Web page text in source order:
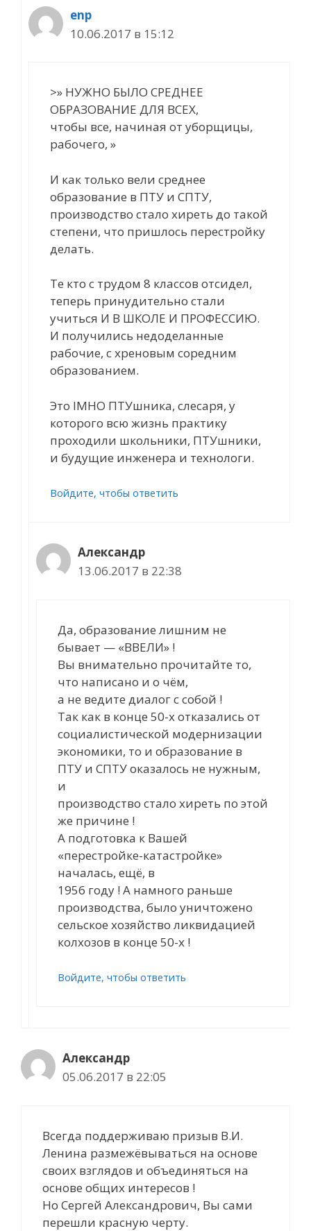
enp
10.06.2017 в 15:12
>» НУЖНО БЫЛО СРЕДНЕЕ
ОБРАЗОВАНИЕ ДЛЯ ВСЕХ,
чтобы все, начиная от уборщицы,
рабочего, »
И как только вели среднее
образование в ПТУ и СПТУ,
производство стало хиреть до такой
степени, что пришлось перестройку
делать.
Те кто с трудом 8 классов отсидел,
теперь принудительно стали
учиться И В ШКОЛЕ И ПРОФЕССИЮ.
И получились недоделанные
рабочие, с хреновым соредним
образованием.
Это IMHO ПТУшника, слесаря, у
которого всю жизнь практику
проходили школьники, ПТУшники,
и будущие инженера и технологи.
Войдите, чтобы ответить
Александр
13.06.2017 в 22:38
Да, образование лишним не
бывает — «ВВЕЛИ» !
Вы внимательно прочитайте то,
что написано и о чём,
а не ведите диалог с собой !
Так как в конце 50-х отказались от
социалистической модернизации
экономики, то и образование в
ПТУ и СПТУ оказалось не нужным,
и
производство стало хиреть по этой
же причине !
А подготовка к Вашей
«перестройке-катастройке»
началась, ещё, в
1956 году ! А намного раньше
производства, было уничтожено
сельское хозяйство ликвидацией
колхозов в конце 50-х !
Войдите, чтобы ответить
Александр
05.06.2017 в 22:05
Всегда поддерживаю призыв В.И.
Ленина размежёвываться на основе
своих взглядов и объединяться на
основе общих интересов !
Но Сергей Александрович, Вы сами
перешли красную черту.